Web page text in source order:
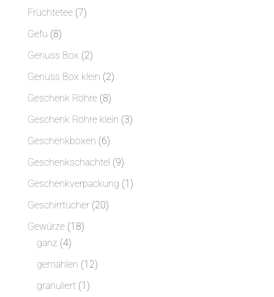
Produkte
Früchtetee 77
Gefu 88
Produkte
Genuss Box 22
Produkte
Genuss Box klein 22
Geschenk Röhre 88
Produkte
Geschenk Röhre klein 33
Geschenkboxen 66
Produkte
Geschenkschachtel 99
Produkte
Geschenkverpackung 11
Geschirrtücher 2020
Gewürze 1818
ganz 44
Produkte
gemahlen 1212
granuliert 11